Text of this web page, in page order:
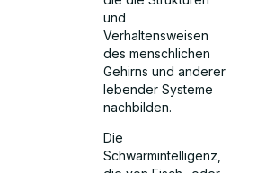
und
Verhaltensweisen
des menschlichen
Gehirns und anderer
lebender Systeme
nachbilden.
Die
Schwarmintelligenz,